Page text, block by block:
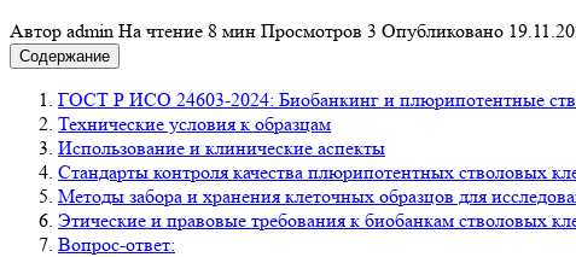
Автор admin На чтение 8 мин Просмотров 3 Опубликовано
Содержание
ГОСТ Р ИСО 24603-2024: Биобанкинг и плюрипотентные
Технические условия к образцам
Использование и клинические аспекты
Стандарты контроля качества плюрипотентных стволовых
Методы забора и хранения клеточных образцов для
Этические и правовые требования к биобанкам стволовых
Вопрос-ответ: